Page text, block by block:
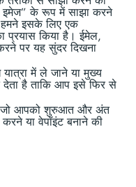
के रूप में साझा करने
इसके लिए एक
प्रयास किया है। ईमेल,
पर यह सुंदर दिखना
में ले जाने या मुख्य
देता है ताकि आप इसे फिर से
आपको शुरुआत और अंत
करने या वेपॉइंट बनाने की